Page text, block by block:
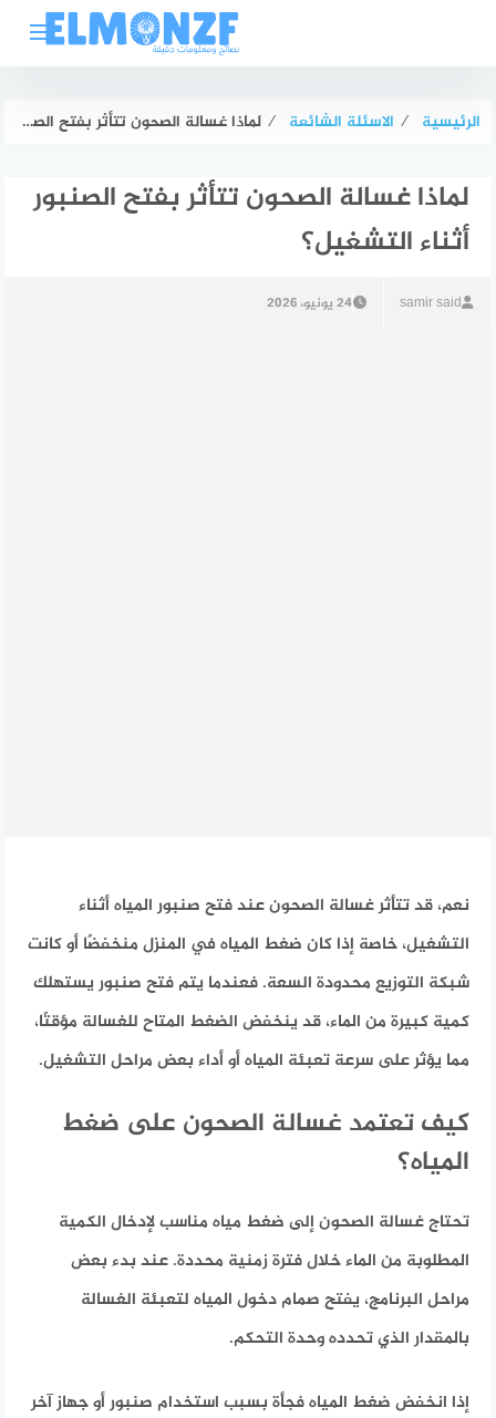
الرئيسية ⁄ الاسئلة الشائعة ⁄ لماذا غسالة الصحون تتأثر بفتح الصنبور أثناء التشغيل؟
لماذا غسالة الصحون تتأثر بفتح الصنبور
أثناء التشغيل؟
samir said 24 يونيو، 2026
نعم، قد تتأثر غسالة الصحون عند فتح صنبور المياه أثناء
التشغيل، خاصة إذا كان ضغط المياه في المنزل منخفضًا أو كانت
شبكة التوزيع محدودة السعة. فعندما يتم فتح صنبور يستهلك
كمية كبيرة من الماء، قد ينخفض الضغط المتاح للغسالة مؤقتًا،
مما يؤثر على سرعة تعبئة المياه أو أداء بعض مراحل التشغيل.
كيف تعتمد غسالة الصحون على ضغط
المياه؟
تحتاج غسالة الصحون إلى ضغط مياه مناسب لإدخال الكمية
المطلوبة من الماء خلال فترة زمنية محددة. عند بدء بعض
مراحل البرنامج، يفتح صمام دخول المياه لتعبئة الغسالة
بالمقدار الذي تحدده وحدة التحكم.
إذا انخفض ضغط المياه فجأة بسبب استخدام صنبور أو جهاز آخر